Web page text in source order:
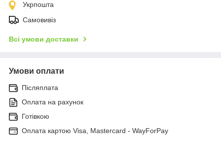
Укрпошта
Самовивіз
Всі умови доставки
Умови оплати
Післяплата
Оплата на рахунок
Готівкою
Оплата картою Visa, Mastercard - WayForPay